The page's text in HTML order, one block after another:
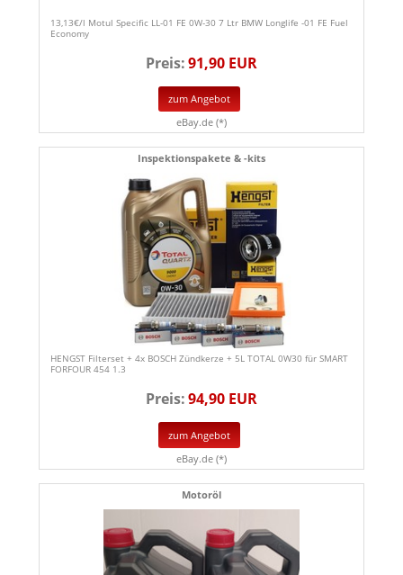
13,13€/l Motul Specific LL-01 FE 0W-30 7 Ltr BMW Longlife -01 FE Fuel
Economy
Preis:91,90 EUR
zum Angebot
eBay.de (*)
Inspektionspakete & -kits
HENGST Filterset + 4x BOSCH Zündkerze + 5L TOTAL 0W30 für SMART
FORFOUR 454 1.3
Preis:94,90 EUR
zum Angebot
eBay.de (*)
Motoröl